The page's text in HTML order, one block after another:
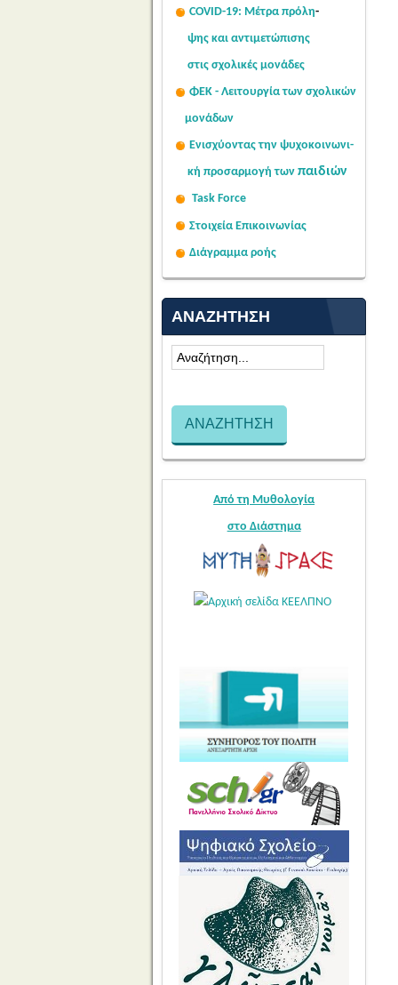
COVID-19: Μέτρα πρόλη-
ψης και αντιμετώπισης
στις σχολικές μονάδες
ΦΕΚ - Λειτουργία των σχολικών
μονάδων
Ενισχύοντας την ψυχοκοινωνι-
κή προσαρμογή των παιδιών
Task Force
Στοιχεία Επικοινωνίας
Διάγραμμα ροής
ΑΝΑΖΉΤΗΣΗ
Από τη Μυθολογία
στο Διάστημα